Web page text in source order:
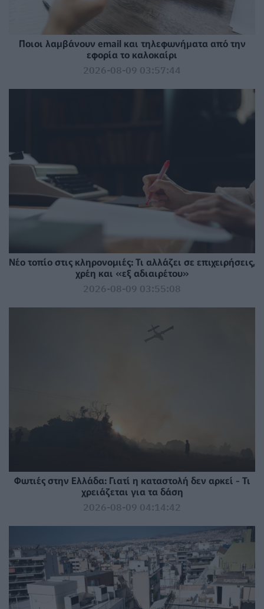
Ποιοι λαμβάνουν email και τηλεφωνήματα από την
εφορία το καλοκαίρι
2026-08-09 03:57:44
Νέο τοπίο στις κληρονομιές: Τι αλλάζει σε επιχειρήσεις,
χρέη και «εξ αδιαιρέτου»
2026-08-09 03:55:08
Φωτιές στην Ελλάδα: Γιατί η καταστολή δεν αρκεί - Τι
χρειάζεται για τα δάση
2026-08-09 04:14:42